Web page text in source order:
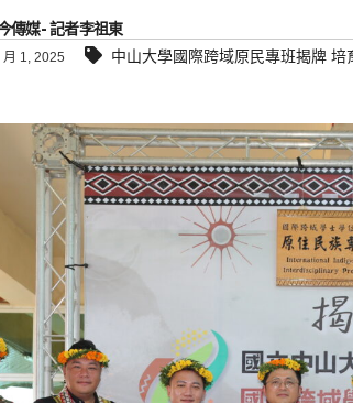
傳媒- 記者李祖東
月 1, 2025 中山大學國際跨域原民專班揭牌 培